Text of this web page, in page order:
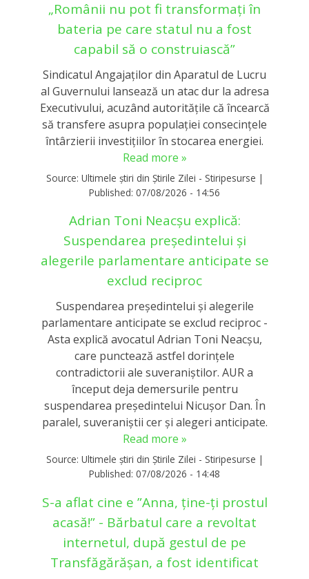
„Românii nu pot fi transformați în
bateria pe care statul nu a fost
capabil să o construiască”
Sindicatul Angajaților din Aparatul de Lucru
al Guvernului lansează un atac dur la adresa
Executivului, acuzând autoritățile că încearcă
să transfere asupra populației consecințele
întârzierii investițiilor în stocarea energiei.
Read more »
Source: Ultimele știri din Știrile Zilei - Stiripesurse |
Published: 07/08/2026 - 14:56
Adrian Toni Neacșu explică:
Suspendarea președintelui și
alegerile parlamentare anticipate se
exclud reciproc
Suspendarea președintelui și alegerile
parlamentare anticipate se exclud reciproc -
Asta explică avocatul Adrian Toni Neacșu,
care punctează astfel dorințele
contradictorii ale suveraniștilor. AUR a
început deja demersurile pentru
suspendarea președintelui Nicușor Dan. În
paralel, suveraniștii cer și alegeri anticipate.
Read more »
Source: Ultimele știri din Știrile Zilei - Stiripesurse |
Published: 07/08/2026 - 14:48
S-a aflat cine e ”Anna, ţine-ţi prostul
acasă!” - Bărbatul care a revoltat
internetul, după gestul de pe
Transfăgărășan, a fost identificat